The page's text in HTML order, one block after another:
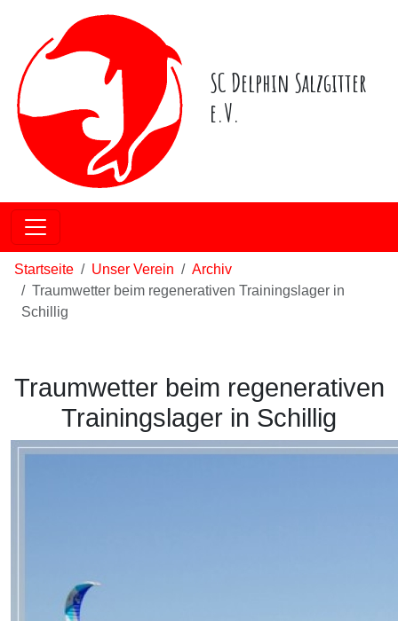
SC Delphin Salzgitter
e.V.
Startseite Unser Verein
Archiv
Traumwetter beim regenerativen Trainingslager in
Schillig
Traumwetter beim regenerativen
Trainingslager in Schillig